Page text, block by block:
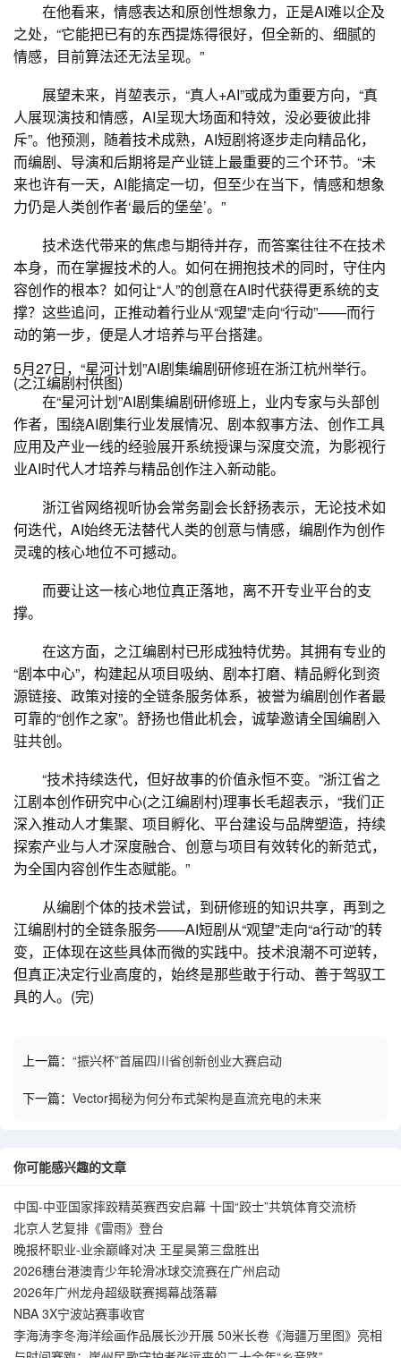
在他看来，情感表达和原创性想象力，正是AI难以企及
之处，“它能把已有的东西提炼得很好，但全新的、细腻的
情感，目前算法还无法呈现。”
展望未来，肖堃表示，“真人+AI”或成为重要方向，“真
人展现演技和情感，AI呈现大场面和特效，没必要彼此排
斥”。他预测，随着技术成熟，AI短剧将逐步走向精品化，
而编剧、导演和后期将是产业链上最重要的三个环节。“未
来也许有一天，AI能搞定一切，但至少在当下，情感和想象
力仍是人类创作者‘最后的堡垒’。”
技术迭代带来的焦虑与期待并存，而答案往往不在技术
本身，而在掌握技术的人。如何在拥抱技术的同时，守住内
容创作的根本？如何让“人”的创意在AI时代获得更系统的支
撑？这些追问，正推动着行业从“观望”走向“行动”——而行
动的第一步，便是人才培养与平台搭建。
5月27日，“星河计划”AI剧集编剧研修班在浙江杭州举行。
(之江编剧村供图)
在“星河计划”AI剧集编剧研修班上，业内专家与头部创
作者，围绕AI剧集行业发展情况、剧本叙事方法、创作工具
应用及产业一线的经验展开系统授课与深度交流，为影视行
业AI时代人才培养与精品创作注入新动能。
浙江省网络视听协会常务副会长舒扬表示，无论技术如
何迭代，AI始终无法替代人类的创意与情感，编剧作为创作
灵魂的核心地位不可撼动。
而要让这一核心地位真正落地，离不开专业平台的支
撑。
在这方面，之江编剧村已形成独特优势。其拥有专业的
“剧本中心”，构建起从项目吸纳、剧本打磨、精品孵化到资
源链接、政策对接的全链条服务体系，被誉为编剧创作者最
可靠的“创作之家”。舒扬也借此机会，诚挚邀请全国编剧入
驻共创。
“技术持续迭代，但好故事的价值永恒不变。”浙江省之
江剧本创作研究中心(之江编剧村)理事长毛超表示，“我们正
深入推动人才集聚、项目孵化、平台建设与品牌塑造，持续
探索产业与人才深度融合、创意与项目有效转化的新范式，
为全国内容创作生态赋能。”
从编剧个体的技术尝试，到研修班的知识共享，再到之
江编剧村的全链条服务——AI短剧从“观望”走向“a行动”的转
变，正体现在这些具体而微的实践中。技术浪潮不可逆转，
但真正决定行业高度的，始终是那些敢于行动、善于驾驭工
具的人。(完)
上一篇： “振兴杯”首届四川省创新创业大赛启动
下一篇： Vector揭秘为何分布式架构是直流充电的未来
你可能感兴趣的文章
中国-中亚国家摔跤精英赛西安启幕 十国“跤士”共筑体育交流桥
北京人艺复排《雷雨》登台
晚报杯职业-业余巅峰对决 王星昊第三盘胜出
2026穗台港澳青少年轮滑冰球交流赛在广州启动
2026年广州龙舟超级联赛揭幕战落幕
NBA 3X宁波站赛事收官
李海涛李冬海洋绘画作品展长沙开展 50米长卷《海疆万里图》亮相